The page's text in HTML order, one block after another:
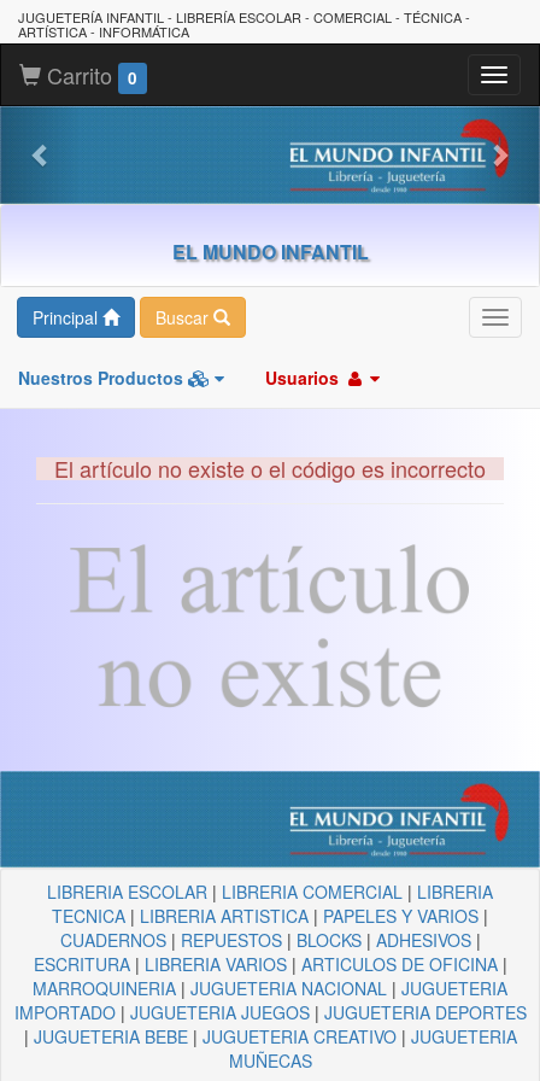
JUGUETERÍA INFANTIL - LIBRERÍA ESCOLAR - COMERCIAL - TÉCNICA -
ARTÍSTICA - INFORMÁTICA
Carrito 0
EL MUNDO INFANTIL
Principal Buscar
Nuestros Productos Usuarios
El artículo no existe o el código es incorrecto
LIBRERIA ESCOLAR | LIBRERIA COMERCIAL | LIBRERIA
TECNICA | LIBRERIA ARTISTICA | PAPELES Y VARIOS |
CUADERNOS| REPUESTOS| BLOCKS| ADHESIVOS|
ESCRITURA| LIBRERIA VARIOS| ARTICULOS DE OFICINA|
MARROQUINERIA | JUGUETERIA NACIONAL | JUGUETERIA
IMPORTADO| JUGUETERIA JUEGOS| JUGUETERIA DEPORTES
| JUGUETERIA BEBE| JUGUETERIA CREATIVO| JUGUETERIA
MUÑECAS